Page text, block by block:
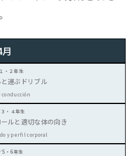
運ぶドリブル
conducción
ルと適切な体の向き
y perfil corporal